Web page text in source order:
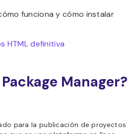
funciona y cómo instalar
HTML definitiva
Manager?
para la publicación de proyectos